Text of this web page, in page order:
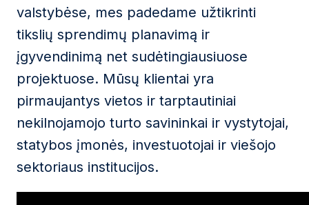
valstybėse, mes padedame užtikrinti
tikslių sprendimų planavimą ir
įgyvendinimą net sudėtingiausiuose
projektuose. Mūsų klientai yra
pirmaujantys vietos ir tarptautiniai
nekilnojamojo turto savininkai ir vystytojai,
statybos įmonės, investuotojai ir viešojo
sektoriaus institucijos.